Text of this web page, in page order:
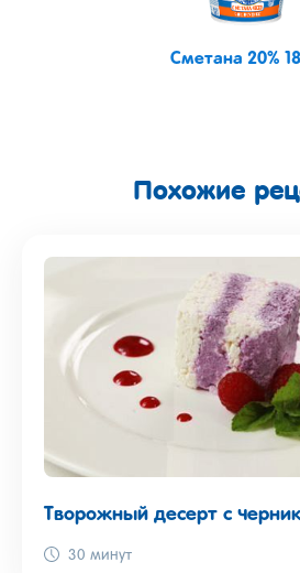
Сметана 20%
Похожие
Творожный десерт с
30 минут